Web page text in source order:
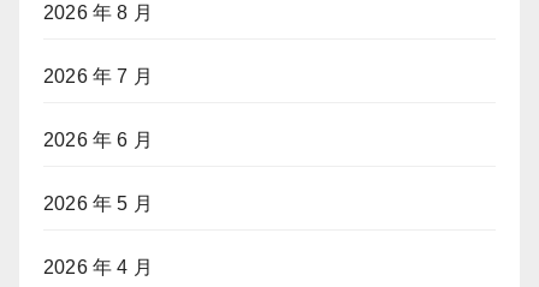
2026 年 8 月
2026 年 7 月
2026 年 6 月
2026 年 5 月
2026 年 4 月